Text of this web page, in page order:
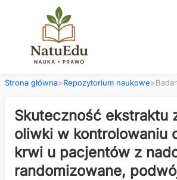
Strona główna>Repozytorium naukowe>
Skuteczność ekstraktu
oliwki w kontrolowaniu
krwi u pacjentów z
randomizowane,